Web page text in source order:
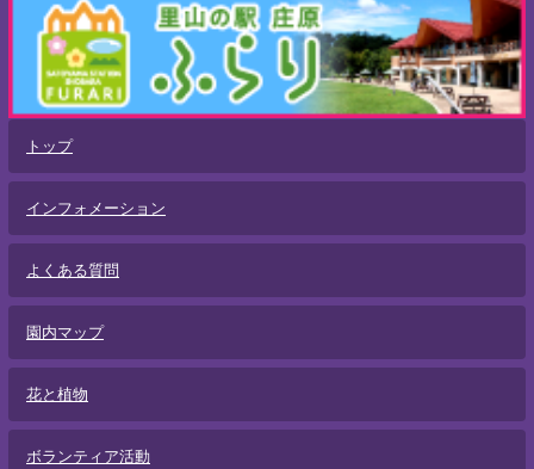
トップ
インフォメーション
よくある質問
園内マップ
花と植物
ボランティア活動